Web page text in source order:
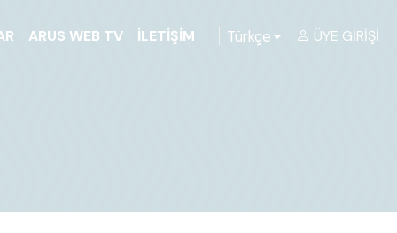
ARUS WEB TV İLETIŞIM Türkçe ÜYE GIRIŞI